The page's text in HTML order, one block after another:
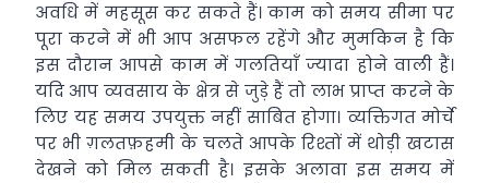
अवधि में महसूस कर सकते हैं। काम को समय सीमा पर
पूरा करने में भी आप असफल रहेंगे और मुमकिन है कि
इस दौरान आपसे काम में गलतियाँ ज्यादा होने वाली हैं।
यदि आप व्यवसाय के क्षेत्र से जुड़े हैं तो लाभ प्राप्त करने के
लिए यह समय उपयुक्त नहीं साबित होगा। व्यक्तिगत मोर्चे
पर भी ग़लतफ़हमी के चलते आपके रिश्तों में थोड़ी खटास
देखने को मिल सकती है। इसके अलावा इस समय में